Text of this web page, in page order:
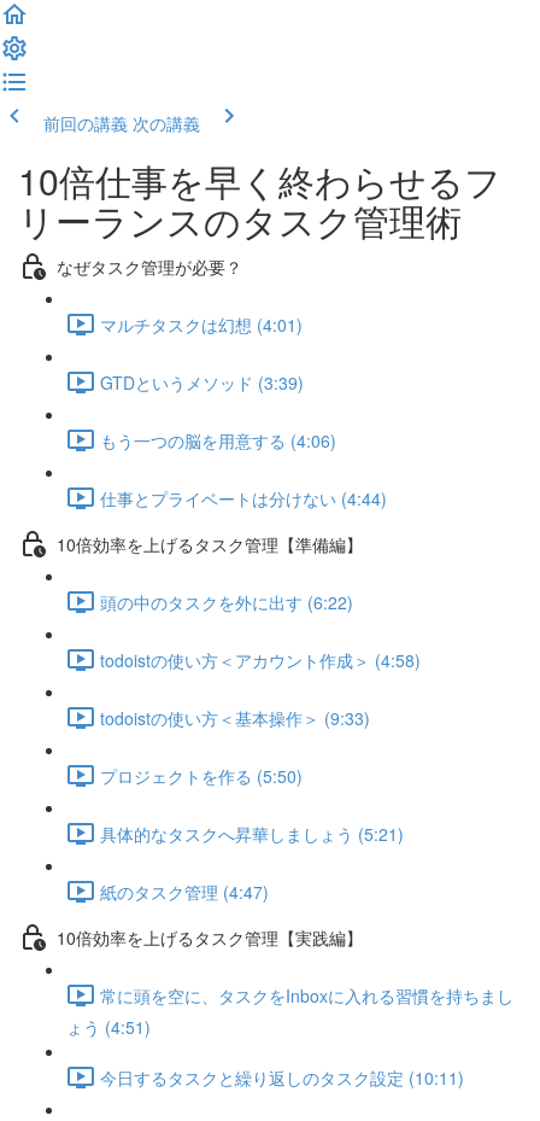
前回の講義 次の講義
10倍仕事を早く終わらせるフ
リーランスのタスク管理術
なぜタスク管理が必要？
マルチタスクは幻想 (4:01)
GTDというメソッド (3:39)
もう一つの脳を用意する (4:06)
仕事とプライベートは分けない (4:44)
10倍効率を上げるタスク管理【準備編】
頭の中のタスクを外に出す (6:22)
todoistの使い方＜アカウント作成＞ (4:58)
todoistの使い方＜基本操作＞ (9:33)
プロジェクトを作る (5:50)
具体的なタスクへ昇華しましょう (5:21)
紙のタスク管理 (4:47)
10倍効率を上げるタスク管理【実践編】
常に頭を空に、タスクをInboxに入れる習慣を持ちまし
ょう (4:51)
今日するタスクと繰り返しのタスク設定 (10:11)